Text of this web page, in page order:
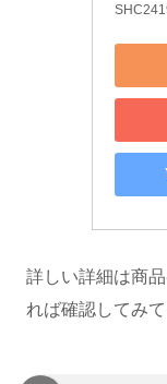
詳しい詳細は商
れば確認してみて